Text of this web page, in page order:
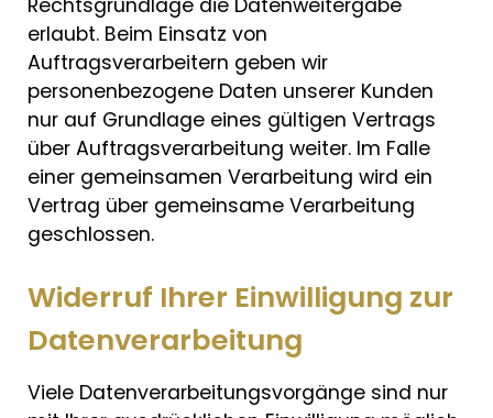
erlaubt. Beim Einsatz von
Auftragsverarbeitern geben wir
personenbezogene Daten unserer Kunden
nur auf Grundlage eines gültigen Vertrags
über Auftragsverarbeitung weiter. Im Falle
einer gemeinsamen Verarbeitung wird ein
Vertrag über gemeinsame Verarbeitung
geschlossen.
Widerruf Ihrer Einwilligung zur
Datenverarbeitung
Viele Datenverarbeitungsvorgänge sind nur